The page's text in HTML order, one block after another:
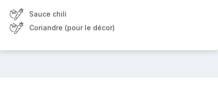
Sauce chili
Coriandre (pour le décor)